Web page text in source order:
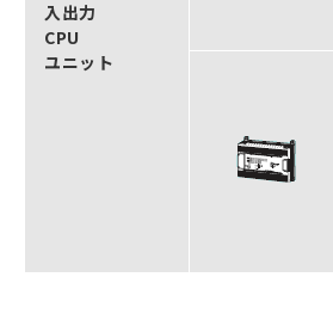
入出力
CPU
ユニット